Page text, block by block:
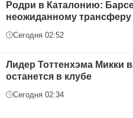
Родри в Каталонию:
неожиданному трансферу
Сегодня 02:52
Лидер Тоттенхэма Микки
останется в клубе
Сегодня 02:34